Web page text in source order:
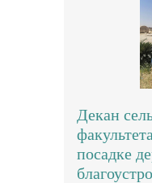
Декан
посадке